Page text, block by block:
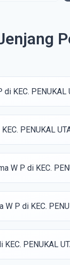
di KEC. PENUKAL
PENUKAL
W P di KEC.
W P di KEC.
KEC. PENUKAL